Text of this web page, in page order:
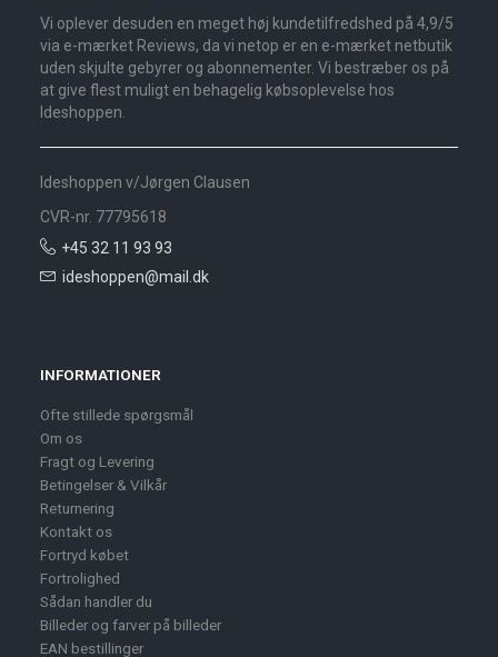
Vi oplever desuden en meget høj kundetilfredshed på 4,9/5
via e-mærket Reviews, da vi netop er en e-mærket netbutik
uden skjulte gebyrer og abonnementer. Vi bestræber os på
at give flest muligt en behagelig købsoplevelse hos
Ideshoppen.
Ideshoppen v/Jørgen Clausen
CVR-nr. 77795618
+45 32 11 93 93
ideshoppen@mail.dk
INFORMATIONER
Ofte stillede spørgsmål
Om os
Fragt og Levering
Betingelser & Vilkår
Returnering
Kontakt os
Fortryd købet
Fortrolighed
Sådan handler du
Billeder og farver på billeder
EAN bestillinger